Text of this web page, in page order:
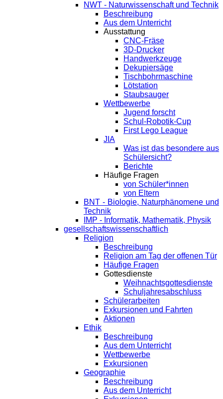
NWT - Naturwissenschaft und Technik
Beschreibung
Aus dem Unterricht
Ausstattung
CNC-Fräse
3D-Drucker
Handwerkzeuge
Dekupiersäge
Tischbohrmaschine
Lötstation
Staubsauger
Wettbewerbe
Jugend forscht
Schul-Robotik-Cup
First Lego League
JIA
Was ist das besondere aus
Schülersicht?
Berichte
Häufige Fragen
von Schüler*innen
von Eltern
BNT - Biologie, Naturphänomene und
Technik
IMP - Informatik, Mathematik, Physik
gesellschaftswissenschaftlich
Religion
Beschreibung
Religion am Tag der offenen Tür
Häufige Fragen
Gottesdienste
Weihnachtsgottesdienste
Schuljahresabschluss
Schülerarbeiten
Exkursionen und Fahrten
Aktionen
Ethik
Beschreibung
Aus dem Unterricht
Wettbewerbe
Exkursionen
Geographie
Beschreibung
Aus dem Unterricht